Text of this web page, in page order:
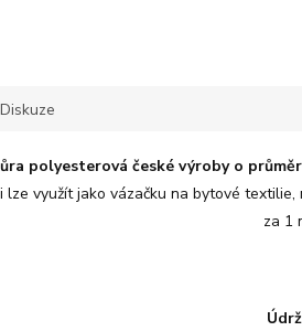
Diskuze
polyesterová české výroby o
lze využít jako vázačku na bytové
za 1